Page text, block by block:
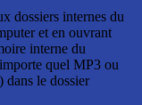
dossiers internes du
et en ouvrant
interne du
quel MP3 ou
le dossier